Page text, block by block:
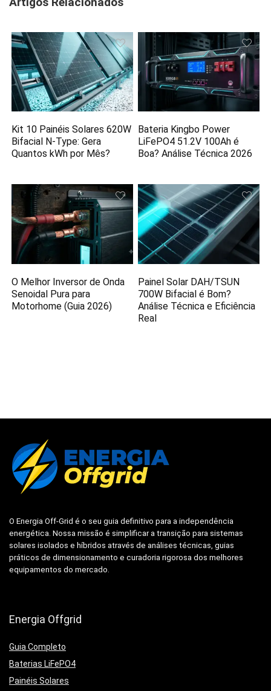
Kit 10 Painéis Solares 620W
Bifacial N-Type: Gera
Quantos kWh por Mês?
Bateria Kingbo Power
LiFePO4 51.2V 100Ah é
Boa? Análise Técnica 2026
O Melhor Inversor de Onda
Senoidal Pura para
Motorhome (Guia 2026)
Painel Solar DAH/TSUN
700W Bifacial é Bom?
Análise Técnica e Eficiência
Real
O Energia Off-Grid é o seu guia definitivo para a independência
energética. Nossa missão é simplificar a transição para sistemas
solares isolados e híbridos através de análises técnicas, guias
práticos de dimensionamento e curadoria rigorosa dos melhores
equipamentos do mercado.
Energia Offgrid
Guia Completo
Baterias LiFePO4
Painéis Solares